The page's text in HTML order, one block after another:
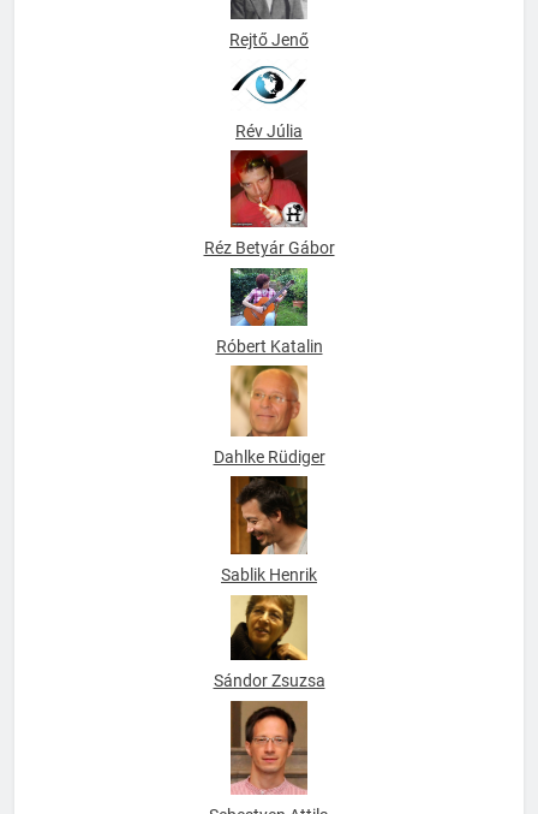
Rév Júlia
Réz Betyár Gábor
Róbert Katalin
Dahlke Rüdiger
Sablik Henrik
Sándor Zsuzsa